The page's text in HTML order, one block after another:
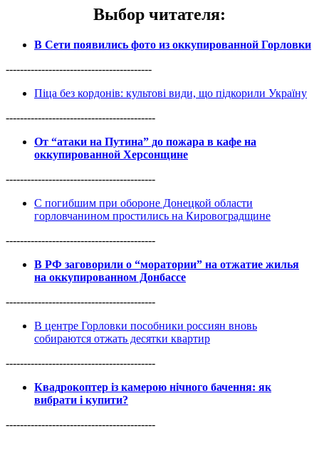
Выбор читателя:
В Сети появились фото из оккупированной Горловки
-----------------------------------------
Піца без кордонів: культові види, що підкорили Україну
------------------------------------------
От “атаки на Путина” до пожара в кафе на
оккупированной Херсонщине
------------------------------------------
С погибшим при обороне Донецкой области
горловчанином простились на Кировоградщине
------------------------------------------
В РФ заговорили о “моратории” на отжатие жилья
на оккупированном Донбассе
------------------------------------------
В центре Горловки пособники россиян вновь
собираются отжать десятки квартир
------------------------------------------
Квадрокоптер із камерою нічного бачення: як
вибрати і купити?
------------------------------------------